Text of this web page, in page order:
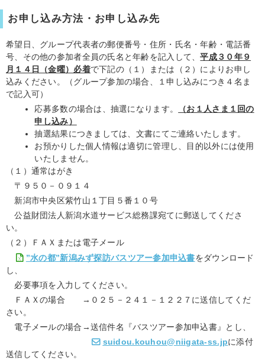
お申し込み方法・お申し込み先
希望日、グループ代表者の郵便番号・住所・氏名・年齢・電話番
号、その他の参加者全員の氏名と年齢を記入して、平成３０年９
月１４日（金曜） 必着で下記の（１）または（２）によりお申し
込みください。（グループ参加の場合、１申し込みにつき４名ま
で記入可）
応募多数の場合は、抽選になります。
（お１人さま１回の
申し込み）
抽選結果につきましては、文書にてご連絡いたします。
お預かりした個人情報は適切に管理し、目的以外には使用
いたしません。
（１）通常はがき
〒９５０－０９１４
新潟市中央区紫竹山１丁目５番１０号
公益財団法人新潟水道サービス総務課宛てに郵送してくださ
い。
（２）ＦＡＸまたは電子メール
”水の都”新潟みず探訪バスツアー参加申込書をダウンロード
し、
必要事項を入力してください。
ＦＡＸの場合 →０２５－２４１－１２２７に送信してくだ
さい。
電子メールの場合→送信件名『バスツアー参加申込書』とし、
suidou.kouhou@niigata-ss.jpに添付
送信してください。